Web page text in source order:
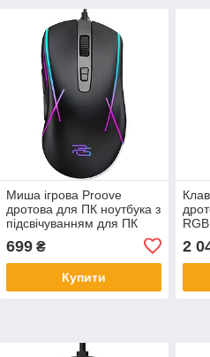
Миша ігрова Proove
дротова для ПК ноутбука з
підсвічуванням для ПК
ноутбука Gaming Defiant
Black
699₴
Купити
Red
2